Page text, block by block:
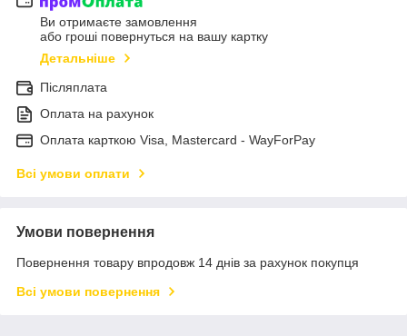
Ви отримаєте замовлення
або гроші повернуться на вашу картку
Детальніше
Післяплата
Оплата на рахунок
Оплата карткою Visa, Mastercard - WayForPay
Всі умови оплати
Умови повернення
Повернення товару впродовж 14 днів за рахунок покупця
Всі умови повернення